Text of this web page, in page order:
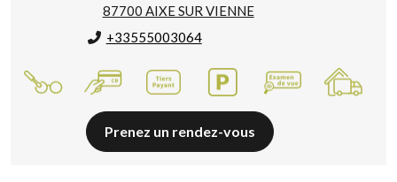
87700 AIXE SUR VIENNE
+33555003064
Prenez un rendez-vous